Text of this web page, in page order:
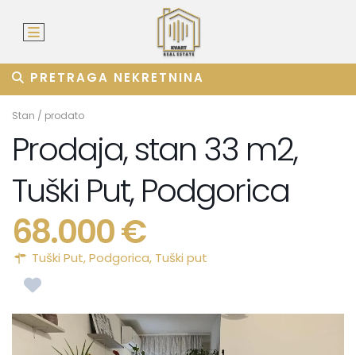
PRETRAGA NEKRETNINA
Stan / prodato
Prodaja, stan 33 m2,
Tuški Put, Podgorica
68.000 €
Tuški Put,Podgorica, Tuški put